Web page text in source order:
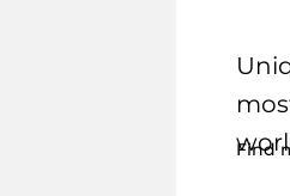
Find